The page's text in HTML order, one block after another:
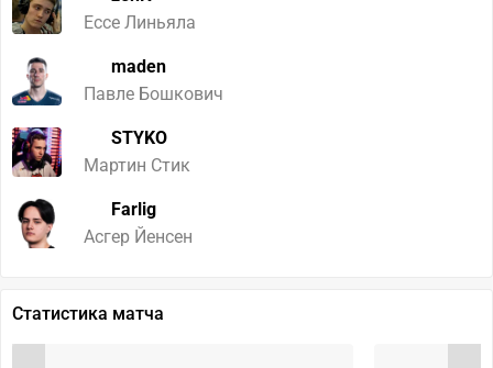
Ессе Линьяла
maden
Павле Бошкович
STYKO
Мартин Стик
Farlig
Асгер Йенсен
Статистика матча